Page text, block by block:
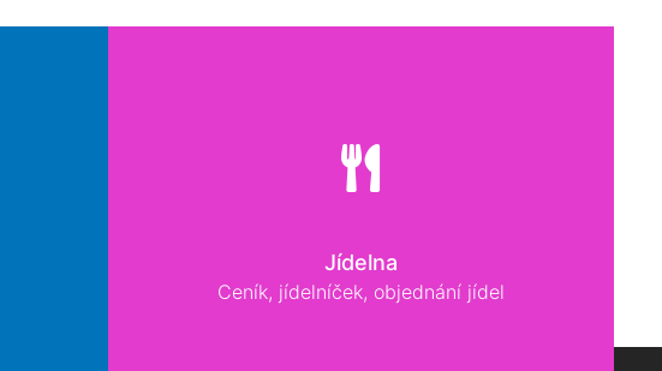
Jídelna
Ceník, jídelníček, objednání jídel